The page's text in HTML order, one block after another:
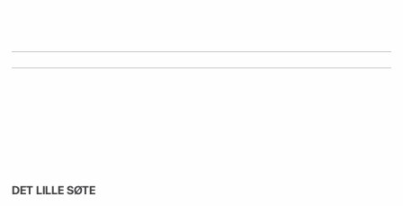
DET LILLE SØTE